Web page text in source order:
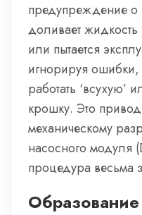
предупреждение о
доливает
или пытается
игнорируя ошибки,
работать ‘всухую’
крошку. Это
механическому
насосного модуля
процедура весьма